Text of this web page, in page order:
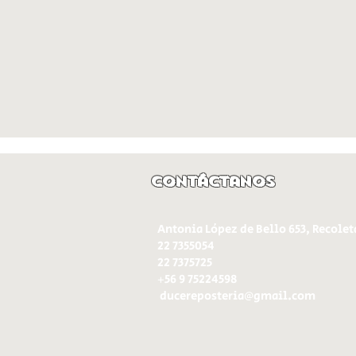
Contáctanos
Antonia López de Bello 653,
22 7355054
22 7375725
+56 9 75224598
ducereposteria@gmail.com